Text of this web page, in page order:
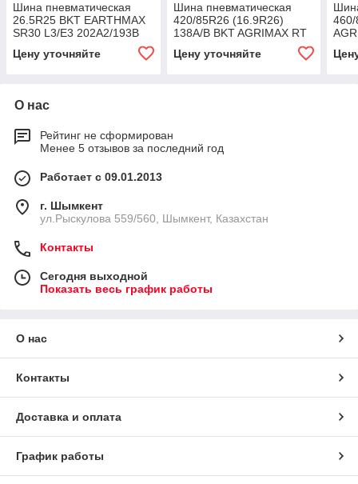
Шина пневматическая
26.5R25 BKT EARTHMAX
SR30 L3/E3 202A2/193B
Цену уточняйте
Шина пневматическая
420/85R26 (16.9R26)
138A/B BKT AGRIMAX RT
Цену уточняйте
460/
О нас
Рейтинг не сформирован
Менее 5 отзывов за последний год
Работает с 09.01.2013
г. Шымкент
ул.Рыскулова 559/560, Шымкент, Казахстан
Контакты
Сегодня выходной
Показать весь график работы
О нас
Контакты
Доставка и оплата
График работы